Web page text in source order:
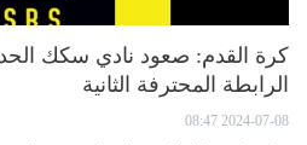
كرة القدم: صعود نادي سكك
الرابطة المحترفة الثانية
2024-07-08 08:47